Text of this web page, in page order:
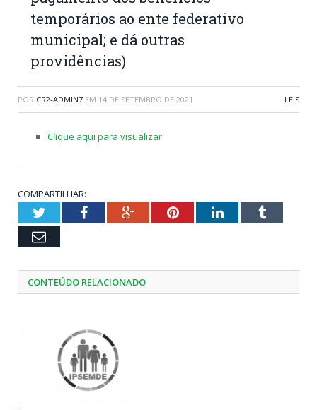
temporários ao ente federativo
municipal; e dá outras
providências)
POR CR2-ADMIN7 EM 14 DE SETEMBRO DE 2021 LEIS
Clique aqui para visualizar
COMPARTILHAR:
TwitterFacebookGoogle+PinterestLinkedInTumblr
Email
CONTEÚDO RELACIONADO